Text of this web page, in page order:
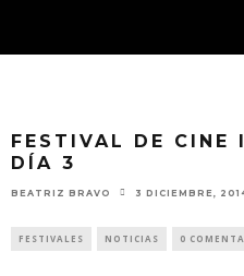
FESTIVAL DE CINE
DÍA 3
BEATRIZ BRAVO 3 DICIEMBRE,
FESTIVALES NOTICIAS 0